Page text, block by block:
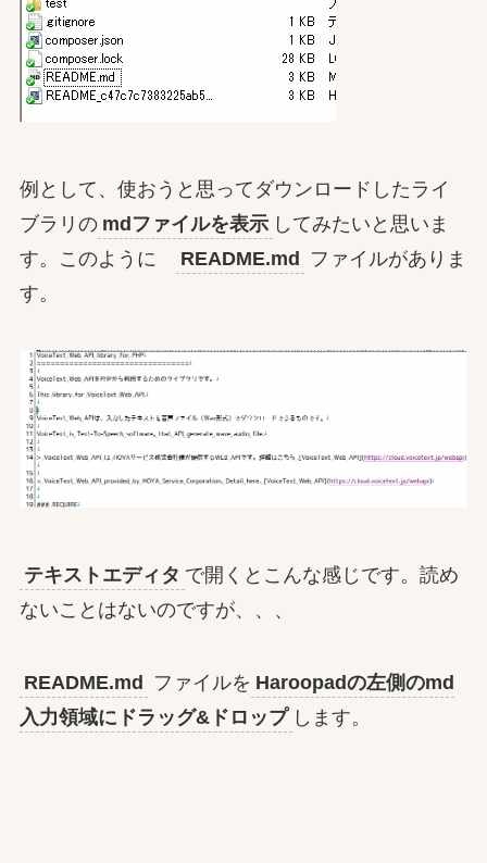
例として、使おうと思ってダウンロードしたライ
ブラリの mdファイルを表示 してみたいと思いま
す。このように
README.md ファイルがありま
す。
テキストエディタ で開くとこんな感じです。読め
ないことはないのですが、、、
README.md ファイルを Haroopadの左側のmd
入力領域にドラッグ&ドロップ します。